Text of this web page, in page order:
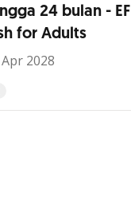
24 bulan - EF
for Adults
2028